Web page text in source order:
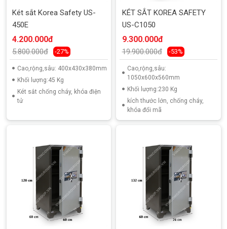
Két sắt Korea Safety US-
450E
4.200.000đ
5.800.000đ -27%
Cao,rộng,sâu: 400x430x380mm
Khối lượng:45 Kg
Két sắt chống cháy, khóa điện
tử
KÉT SẮT KOREA SAFETY
US-C1050
9.300.000đ
19.900.000đ -53%
Cao,rộng,sâu:
1050x600x560mm
Khối lượng:230 Kg
kích thước lớn, chống cháy,
khóa đổi mã